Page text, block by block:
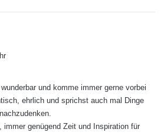
und komme immer gerne vorbei
ehrlich und sprichst auch mal Dinge
immer genügend Zeit und Inspiration für